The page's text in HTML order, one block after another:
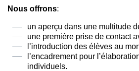
Nous offrons:
un aperçu dans une multitude
une première prise de contact
l’introduction des élèves au
l’encadrement pour
individuels.